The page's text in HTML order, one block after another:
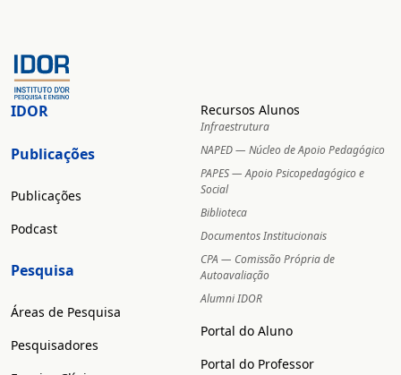
IDOR
Publicações
Publicações
Podcast
Pesquisa
Áreas de Pesquisa
Pesquisadores
Recursos Alunos
Infraestrutura
NAPED — Núcleo de Apoio Pedagógico
PAPES — Apoio Psicopedagógico e
Social
Biblioteca
Documentos Institucionais
CPA — Comissão Própria de
Autoavaliação
Alumni IDOR
Portal do Aluno
Portal do Professor